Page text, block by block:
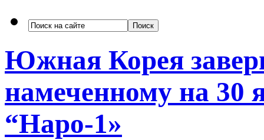
Южная Корея
намеченному на 30
“Наро-1»